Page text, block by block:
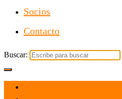
Socios
Contacto
Buscar: